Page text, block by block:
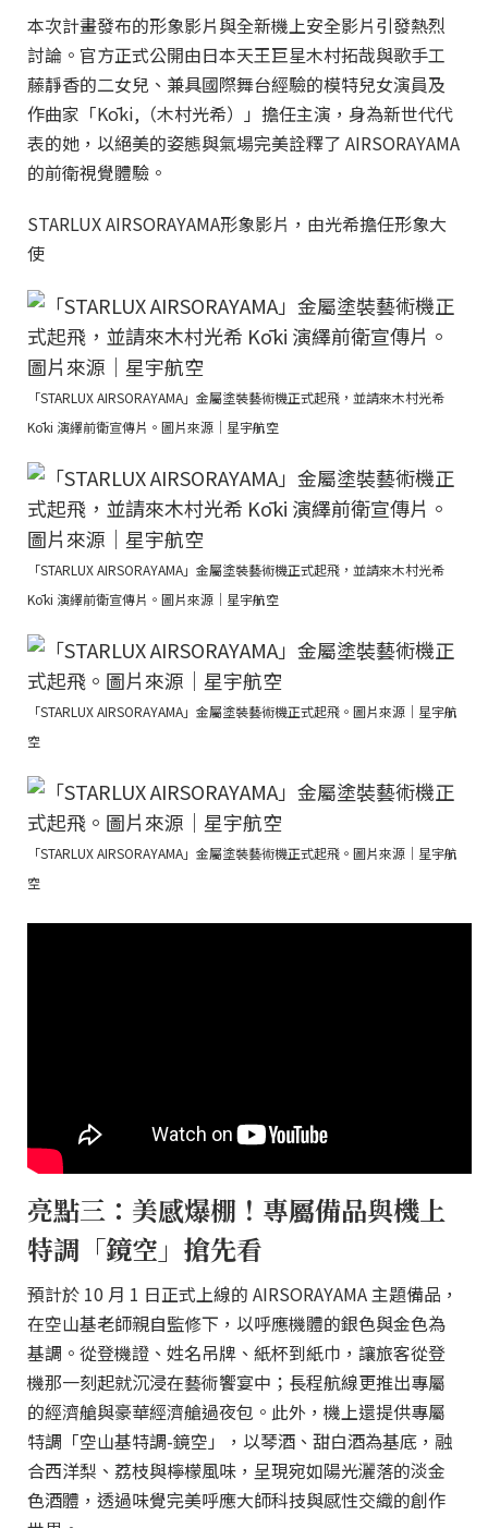
本次計畫發布的形象影片與全新機上安全影片引發熱烈
討論。官方正式公開由日本天王巨星木村拓哉與歌手工
藤靜香的二女兒、兼具國際舞台經驗的模特兒女演員及
作曲家「Kōki,（木村光希）」擔任主演，身為新世代代
表的她，以絕美的姿態與氣場完美詮釋了 AIRSORAYAMA
的前衛視覺體驗。
STARLUX AIRSORAYAMA形象影片，由光希擔任形象大
使
「STARLUX AIRSORAYAMA」金屬塗裝藝術機正式起飛，並請來木村光希
Kōki 演繹前衛宣傳片。圖片來源｜星宇航空
「STARLUX AIRSORAYAMA」金屬塗裝藝術機正式起飛，並請來木村光希
Kōki 演繹前衛宣傳片。圖片來源｜星宇航空
「STARLUX AIRSORAYAMA」金屬塗裝藝術機正式起飛。圖片來源｜星宇航
空
「STARLUX AIRSORAYAMA」金屬塗裝藝術機正式起飛。圖片來源｜星宇航
空
亮點三：美感爆棚！專屬備品與機上
特調「鏡空」搶先看
預計於 10 月 1 日正式上線的 AIRSORAYAMA 主題備品，
在空山基老師親自監修下，以呼應機體的銀色與金色為
基調。從登機證、姓名吊牌、紙杯到紙巾，讓旅客從登
機那一刻起就沉浸在藝術饗宴中；長程航線更推出專屬
的經濟艙與豪華經濟艙過夜包。此外，機上還提供專屬
特調「空山基特調-鏡空」，以琴酒、甜白酒為基底，融
合西洋梨、荔枝與檸檬風味，呈現宛如陽光灑落的淡金
色酒體，透過味覺完美呼應大師科技與感性交織的創作